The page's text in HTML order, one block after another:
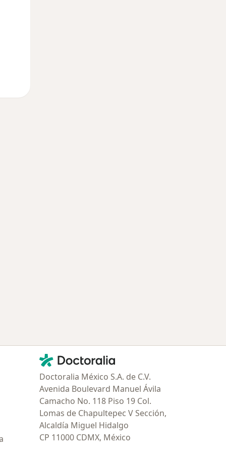
Contacto
Doctoralia - Página de inicio
Doctoralia México S.A. de C.V.
Avenida Boulevard Manuel Ávila
Camacho No. 118 Piso 19 Col.
Lomas de Chapultepec V Sección,
Alcaldía Miguel Hidalgo
CP 11000 CDMX, México